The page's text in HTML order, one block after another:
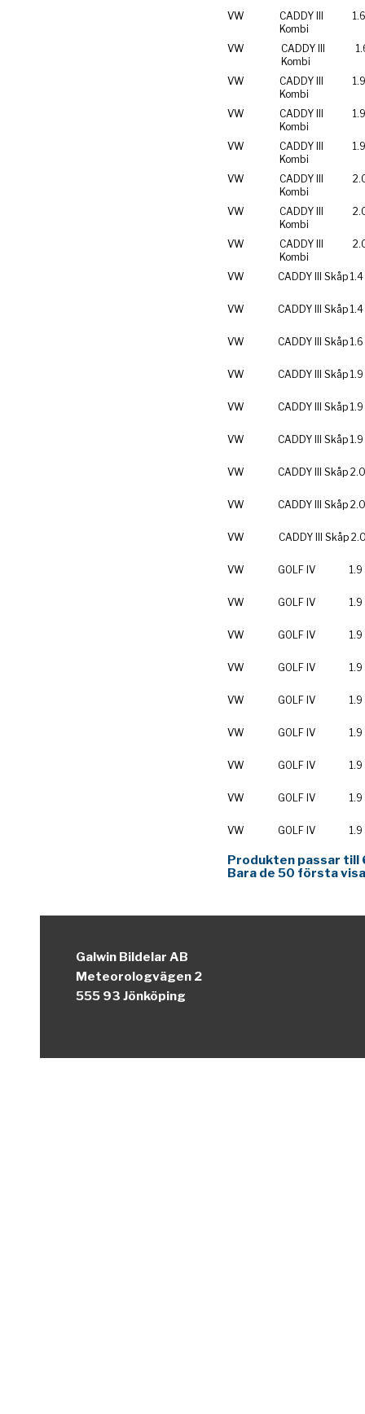
VW
CADDY III
Kombi
VW
CADDY III
Kombi
VW
CADDY III
Kombi
VW
CADDY III
Kombi
VW
CADDY III
Kombi
VW
CADDY III
Kombi
VW
CADDY III
Kombi
VW
CADDY III
Kombi
VW CADDY III Skåp 1.4
VW CADDY III Skåp 1.4
VW CADDY III Skåp 1.6
VW CADDY III Skåp
VW CADDY III Skåp
VW CADDY III Skåp
VW CADDY III Skåp
VW CADDY III Skåp
VW CADDY III Skåp
VW GOLF IV 1.9
VW GOLF IV 1.9
VW GOLF IV 1.9
VW GOLF IV 1.9
VW GOLF IV 1.9
VW GOLF IV 1.9
VW GOLF IV 1.9
VW GOLF IV
VW GOLF IV
Produkten passar till
Bara de 50 första
Galwin Bildelar AB
Meteorologvägen 2
555 93 Jönköping